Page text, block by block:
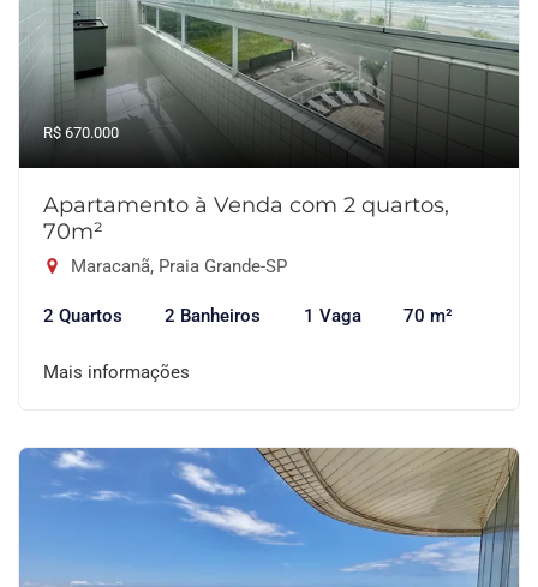
R$ 670.000
Apartamento à Venda com 2 quartos,
70m²
Maracanã, Praia Grande-SP
2 Quartos 2 Banheiros 1 Vaga 70 m²
Mais informações